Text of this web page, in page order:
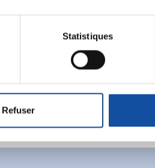
qui peuvent être
et définir vos
à tout moment à partir de la
peuvent combiner celles-ci
Statistiques
Refuser
vous aurez besoin de vous
Créer un nouveau compte